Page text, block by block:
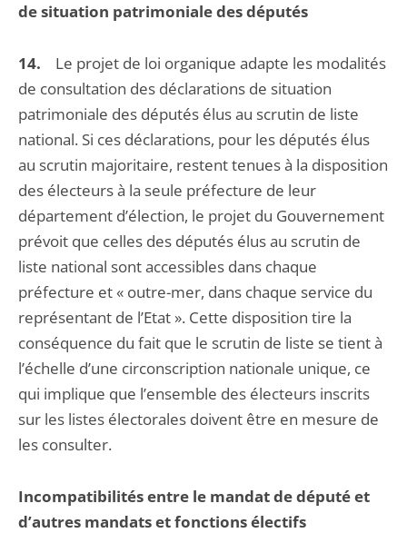
de situation patrimoniale des députés
14.
Le projet de loi organique adapte les modalités
de consultation des déclarations de situation
patrimoniale des députés élus au scrutin de liste
national. Si ces déclarations, pour les députés élus
au scrutin majoritaire, restent tenues à la disposition
des électeurs à la seule préfecture de leur
département d’élection, le projet du Gouvernement
prévoit que celles des députés élus au scrutin de
liste national sont accessibles dans chaque
préfecture et « outre-mer, dans chaque service du
représentant de l’Etat ». Cette disposition tire la
conséquence du fait que le scrutin de liste se tient à
l’échelle d’une circonscription nationale unique, ce
qui implique que l’ensemble des électeurs inscrits
sur les listes électorales doivent être en mesure de
les consulter.
Incompatibilités entre le mandat de député et
d’autres mandats et fonctions électifs